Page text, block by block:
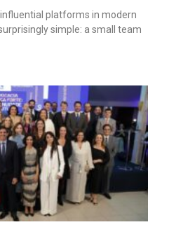
platforms in modern
simple: a small team